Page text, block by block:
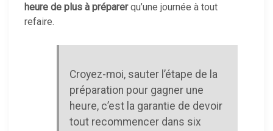
heure de plus à préparerqu’une journée à tout
refaire.
Croyez-moi, sauter l’étape de la
préparation pour gagner une
heure, c’est la garantie de devoir
tout recommencer dans six